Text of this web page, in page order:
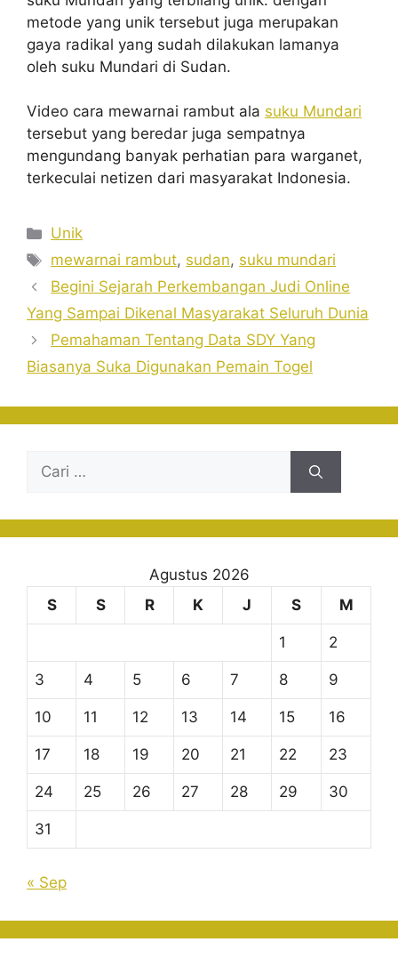
metode yang unik tersebut juga merupakan
gaya radikal yang sudah dilakukan lamanya
oleh suku Mundari di Sudan.
Video cara mewarnai rambut ala suku Mundari
tersebut yang beredar juga sempatnya
mengundang banyak perhatian para warganet,
terkeculai netizen dari masyarakat Indonesia.
Kategori
Unik
Tag
mewarnai rambut, sudan, suku mundari
Begini Sejarah Perkembangan Judi Online
Yang Sampai Dikenal Masyarakat Seluruh Dunia
Pemahaman Tentang Data SDY Yang
Biasanya Suka Digunakan Pemain Togel
Cari
Agustus 2026
S
S R K J S M
1 2
3 4 5 6 7 8 9
10 11 12 13 14 15 16
17 18 19 20 21 22 23
24 25 26 27 28 29 30
31
« Sep